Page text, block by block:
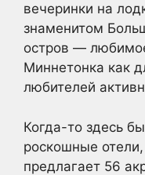
вечеринки на
знаменитом
остров —
Миннетонка как
любителей
Когда-то здесь
роскошные
предлагает 56